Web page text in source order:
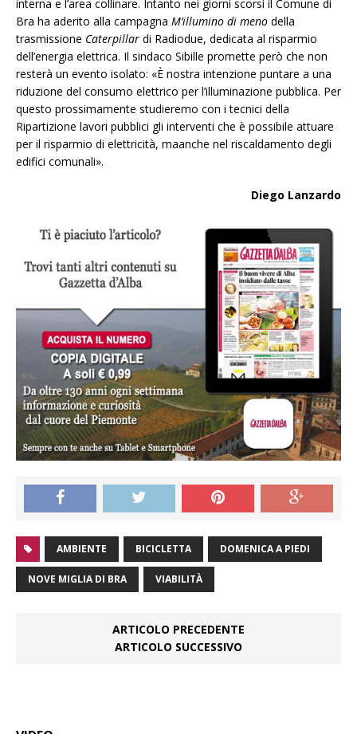
interna e l’area collinare. Intanto nei giorni scorsi il Comune di
Bra ha aderito alla campagna M’illumino di meno della
trasmissione Caterpillar di Radiodue, dedicata al risparmio
dell’energia elettrica. Il sindaco Sibille promette però che non
resterà un evento isolato: «È nostra intenzione puntare a una
riduzione del consumo elettrico per l’illuminazione pubblica. Per
questo prossimamente studieremo con i tecnici della
Ripartizione lavori pubblici gli interventi che è possibile attuare
per il risparmio di elettricità, maanche nel riscaldamento degli
edifici comunali».
Diego Lanzardo
AMBIENTE BICICLETTA DOMENICA A PIEDI
NOVE MIGLIA DI BRA VIABILITÀ
ARTICOLO PRECEDENTE
ARTICOLO SUCCESSIVO